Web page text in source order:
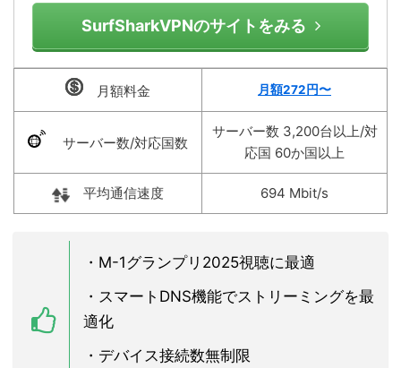
SurfSharkVPNのサイトをみる
月額料金 月額272円〜
サーバー数/対応国数
サーバー数 3,200台以上/対
応国 60か国以上
平均通信速度 694 Mbit/s
・M-1グランプリ2025視聴に最適
・ スマートDNS機能でストリーミングを最
適化
・ デバイス接続数無制限